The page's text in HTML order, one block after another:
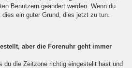
Benutzern geändert werden. Wenn du
ein guter Grund, dies jetzt zu tun.
aber die Forenuhr geht immer
du die Zeitzone richtig eingestellt hast und